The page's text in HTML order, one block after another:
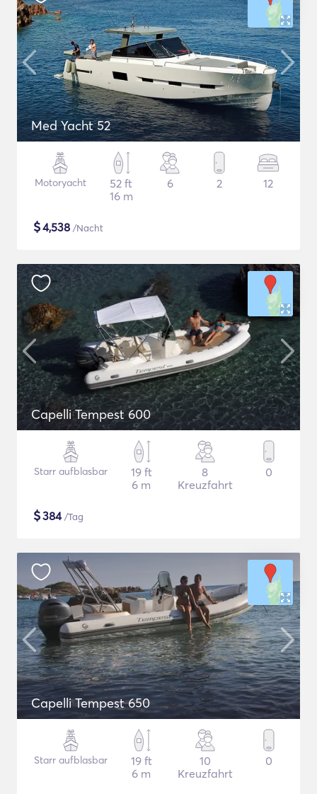
Med Yacht 52
Motoryacht
52 ft
16 m
6 2 12
$4,538 /Nacht
Capelli Tempest 600
Starr aufblasbar
19 ft
6 m
8
Kreuzfahrt
0
$384/Tag
Capelli Tempest 650
Starr aufblasbar
19 ft
6 m
10
Kreuzfahrt
0